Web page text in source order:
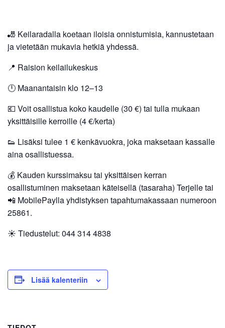
🎳 Keilaradalla koetaan iloisia onnistumisia, kannustetaan
ja vietetään mukavia hetkiä yhdessä.
📍 Raision keilailukeskus
🕛 Maanantaisin klo 12–13
💶 Voit osallistua koko kaudelle (30 €) tai tulla mukaan
yksittäisille kerroille (4 €/kerta)
👟 Lisäksi tulee 1 € kenkävuokra, joka maksetaan kassalle
aina osallistuessa.
💰 Kauden kurssimaksu tai yksittäisen kerran
osallistuminen maksetaan käteisellä (tasaraha) Terjelle tai
📲 MobilePaylla yhdistyksen tapahtumakassaan numeroon
25861.
☀️ Tiedustelut: 044 314 4838
Lisää kalenteriin